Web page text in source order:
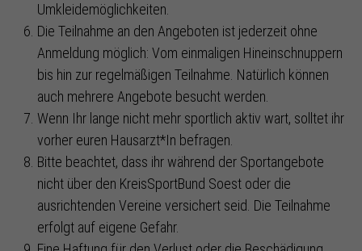
Umkleidemöglichkeiten.
Die Teilnahme an den Angeboten ist jederzeit ohne
Anmeldung möglich: Vom einmaligen Hineinschnuppern
bis hin zur regelmäßigen Teilnahme. Natürlich können
auch mehrere Angebote besucht werden.
Wenn Ihr lange nicht mehr sportlich aktiv wart, solltet ihr
vorher euren Hausarzt*In befragen.
Bitte beachtet, dass ihr während der Sportangebote
nicht über den KreisSportBund Soest oder die
ausrichtenden Vereine versichert seid. Die Teilnahme
erfolgt auf eigene Gefahr.